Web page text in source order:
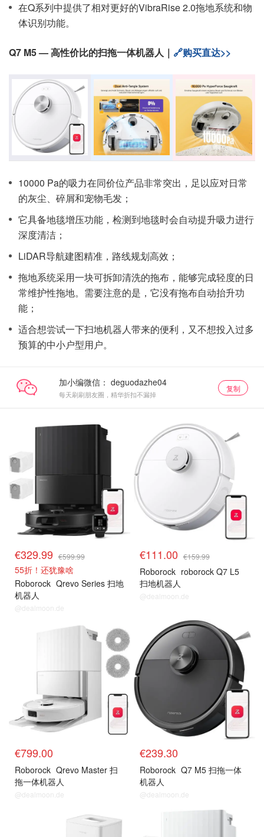
在Q系列中提供了相对更好的VibraRise 2.0拖地系统和物
体识别功能。
Q7 M5 — 高性价比的扫拖一体机器人｜ 🔗购买直达>>
10000 Pa的吸力在同价位产品非常突出，足以应对日常
的灰尘、碎屑和宠物毛发；
它具备地毯增压功能，检测到地毯时会自动提升吸力进行
深度清洁；
LiDAR导航建图精准，路线规划高效；
拖地系统采用一块可拆卸清洗的拖布，能够完成轻度的日
常维护性拖地。需要注意的是，它没有拖布自动抬升功
能；
适合想尝试一下扫地机器人带来的便利，又不想投入过多
预算的中小户型用户。
加小编微信：
每天刷刷朋友圈，精华折扣不漏掉
复制
€329.99 €599.99
55折！还犹豫啥
Roborock Qrevo Series 扫地
机器人
@dealmoon.de
€111.00 €159.99
Roborock roborock Q7 L5
扫地机器人
@dealmoon.de
€799.00
Roborock Qrevo Master 扫
拖一体机器人
@dealmoon.de
€239.30
Roborock Q7 M5 扫拖一体
机器人
@dealmoon.de